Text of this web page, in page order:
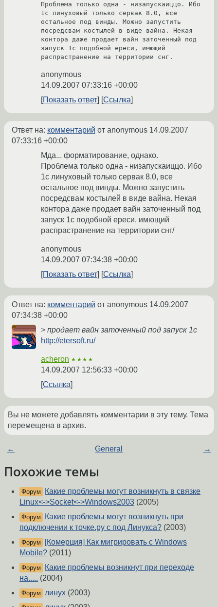
Проблема только одна - низапускаиццо. Ибо
1с линуховый только сервак 8.0, все
остальное под винды. Можно запустить
посредсвам костылей в виде вайна. Некая
контора даже продает вайн заточенный под
запуск 1с подобной ереси, имющий
распрастранение на территории снг.
anonymous
14.09.2007 07:33:16 +00:00
Показать ответ
Ссылка
Ответ на: комментарий от anonymous 14.09.2007
07:33:16 +00:00
Мда... форматирование, однако.
Проблема только одна - низапускаиццо. Ибо
1с линуховый только сервак 8.0, все
остальное под винды. Можно запустить
посредсвам костылей в виде вайна. Некая
контора даже продает вайн заточенный под
запуск 1с подобной ереси, имющий
распрастранение на территории снг/
anonymous
14.09.2007 07:34:38 +00:00
Показать ответ
Ссылка
Ответ на: комментарий от anonymous 14.09.2007
07:34:38 +00:00
> продает вайн заточенный под запуск 1с
http://etersoft.ru/
acheron ★★★★
14.09.2007 12:56:33 +00:00
Ссылка
Вы не можете добавлять комментарии в эту тему. Тема
перемещена в архив.
← General →
Похожие темы
Форум
Какие проблемы могут возникнуть в связке
Linux<->Socket<->Windows2003 (2005)
Форум
Какие проблемы могут возникнуть при
подключении к точке.ру с под Линукса? (2003)
Форум
[Комерция] Как мигрировать с Windows
Mobile? (2011)
Форум
Какие проблемы возникнут при переходе
на..... (2004)
Форум линух (2003)